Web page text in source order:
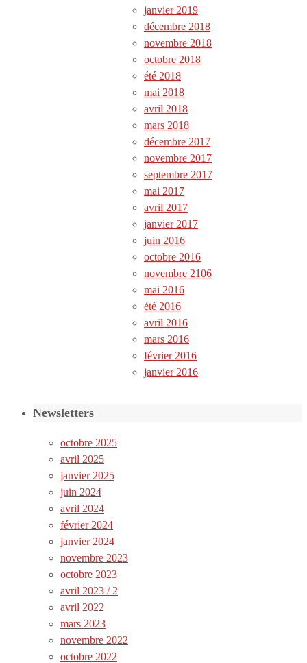
janvier 2019
décembre 2018
novembre 2018
octobre 2018
été 2018
mai 2018
avril 2018
mars 2018
décembre 2017
novembre 2017
septembre 2017
mai 2017
avril 2017
janvier 2017
juin 2016
octobre 2016
novembre 2106
mai 2016
été 2016
avril 2016
mars 2016
février 2016
janvier 2016
Newsletters
octobre 2025
avril 2025
janvier 2025
juin 2024
avril 2024
février 2024
janvier 2024
novembre 2023
octobre 2023
avril 2023 / 2
avril 2022
mars 2023
novembre 2022
octobre 2022